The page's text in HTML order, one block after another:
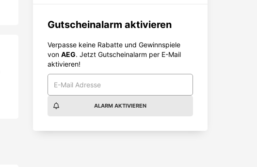
Gutscheinalarm aktivieren
Verpasse keine Rabatte und Gewinnspiele
von AEG. Jetzt Gutscheinalarm per E-Mail
aktivieren!
ALARM AKTIVIEREN